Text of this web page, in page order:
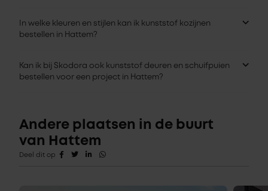
In welke kleuren en stijlen kan ik kunststof kozijnen
bestellen in Hattem?
Kan ik bij Skodora ook kunststof deuren en schuifpuien
bestellen voor een project in Hattem?
Andere plaatsen in de buurt
van Hattem
Deel dit op